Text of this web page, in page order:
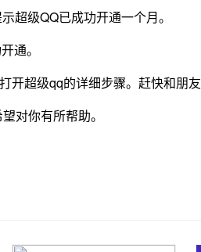
超级QQ已成功开通一个月。
通。
开超级qq的详细步骤。赶快和朋
对你有所帮助。